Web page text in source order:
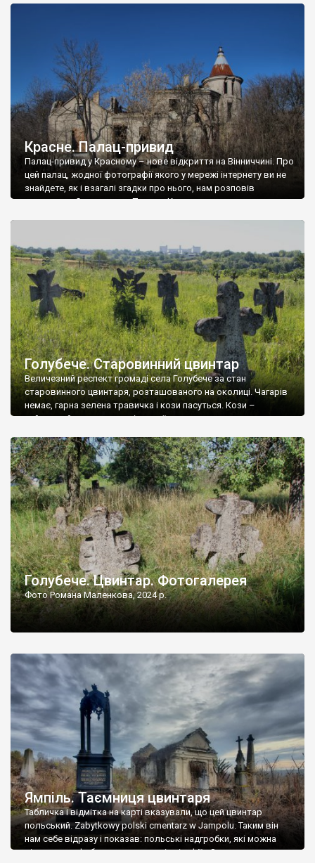
Красне. Палац-привид
Палац-привид у Красному – нове відкриття на Вінниччині. Про
цей палац, жодної фотографії якого у мережі інтернету ви не
знайдете, як і взагалі згадки про нього, нам розповів
мешканець Самгородка. Палац у Красному вразив не лише
Голубече. Старовинний цвинтар
Величезний респект громаді села Голубече за стан
старовинного цвинтаря, розташованого на околиці. Чагарів
немає, гарна зелена травичка і кози пасуться. Кози –
найкращий регулятор шкідливої, для старих кладовищ,
бруньками, кози ті бруньки обгризають, бо то улюблений
делікатес. На цвинтарі у Голубечому ціла колекція
різноманітних форм хрестів. Село відносно невелике, […]
Голубече. Цвинтар. Фотогалерея
Фото Романа Маленкова, 2024 р.
Ямпіль. Таємниця цвинтаря
Табличка і відмітка на карті вказували, що цей цвинтар
польський. Zabytkowy polski cmentarz w Jampolu. Таким він
нам себе відразу і показав: польські надгробки, які можна
віднести до фабричних, польські епітафії… Загалом цвинтар